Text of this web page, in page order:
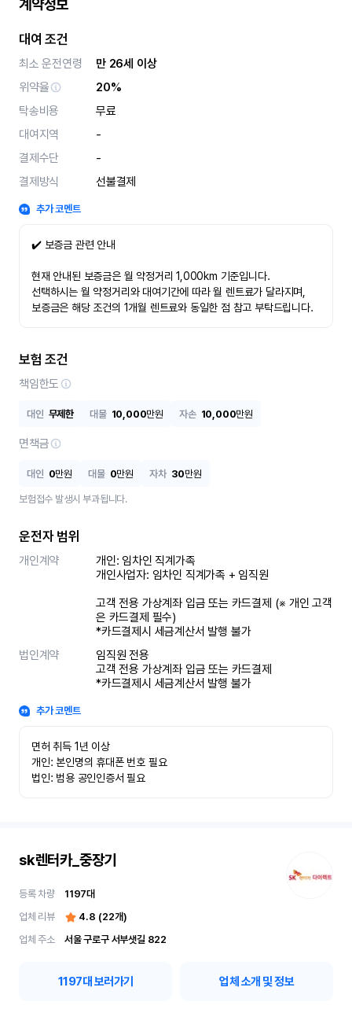
계약정보
대여 조건
최소 운전연령
만 26세 이상
위약율
20%
탁송비용
무료
대여지역
-
결제수단
-
결제방식
선불결제
추가 코멘트
✔️ 보증금 관련 안내
현재 안내된 보증금은 월 약정거리 1,000km 기준입니다.
선택하시는 월 약정거리와 대여기간에 따라 월 렌트료가 달라지며,
보증금은 해당 조건의 1개월 렌트료와 동일한 점 참고 부탁드립니다.
보험 조건
책임한도
대인 무제한 대물 10,000만원 자손 10,000만원
면책금
대인 0만원 대물 0만원 자차 30만원
보험접수 발생시 부과됩니다.
운전자 범위
개인계약
개인: 임차인 직계가족
개인사업자: 임차인 직계가족 + 임직원
고객 전용 가상계좌 입금 또는 카드결제 (※ 개인 고객
은 카드결제 필수)
*카드결제시 세금계산서 발행 불가
법인계약
임직원 전용
고객 전용 가상계좌 입금 또는 카드결제
*카드결제시 세금계산서 발행 불가
추가 코멘트
면허 취득 1년 이상
개인: 본인명의 휴대폰 번호 필요
법인: 범용 공인인증서 필요
sk렌터카_중장기
등록 차량 1197대
업체 리뷰
4.8 (22개)
업체 주소
서울 구로구 서부샛길 822
1197대 보러가기 업체 소개 및 정보